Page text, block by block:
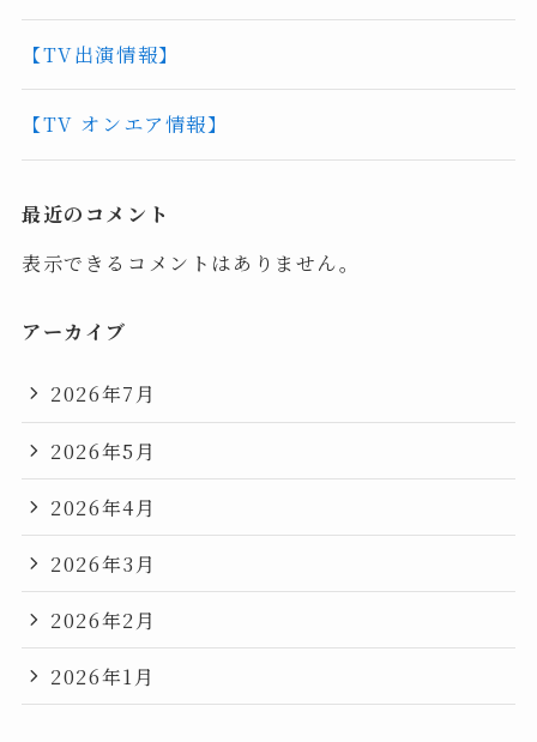
【TV出演情報】
【TV オンエア情報】
最近のコメント
表示できるコメントはありません。
アーカイブ
2026年7月
2026年5月
2026年4月
2026年3月
2026年2月
2026年1月